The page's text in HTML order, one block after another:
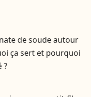
de soude autour
ça sert et pourquoi
?